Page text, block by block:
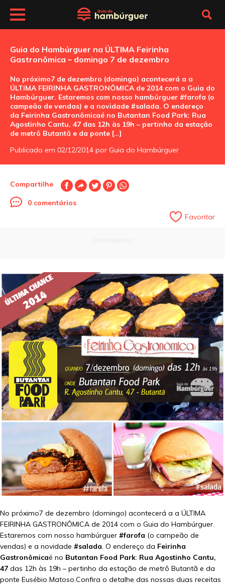
Guia do Hambúrguer na ÚLTIMA Feirinha
Gastronômica – domingo 7 de dezembro
No próximo7 de dezembro (domingo) acontecerá a a
ÚLTIMA FEIRINHA GASTRONÔMICA de 2014 com o Guia do
Hambúrguer. Estaremos com nosso hambúrguer #farofa (o
campeão de vendas) e a novidade #salada. O endereço
da Feirinha Gastronômicaé no Butantan Food Park: Rua
Agostinho Cantu, 47 das 12h às 19h – pertinho da estação
de metrô Butantã e da ponte […]
Publicado em 02/12/2014 por Guia do Hambúrguer
Compartilhe
0 comentários
Favoritar
No próximo7 de dezembro (domingo) acontecerá a a ÚLTIMA
FEIRINHA GASTRONÔMICA de 2014 com o Guia do Hambúrguer.
Estaremos com nosso hambúrguer #farofa (o campeão de
vendas) e a novidade #salada . O endereço da Feirinha
Gastronômicaé no Butantan Food Park: Rua Agostinho Cantu,
47 das 12h às 19h – pertinho da estação de metrô Butantã e da
ponte Eusébio Matoso.Confira o detalhe das nossas duas receitas